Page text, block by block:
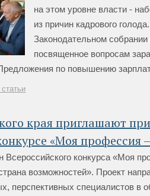
на этом уровне власти -
из причин кадрового
Законодательном
посвященное вопросам
по повышению
края приглашают
«Моя профессия
Всероссийского конкурса «Моя
возможностей». Проект
перспективных специалистов в